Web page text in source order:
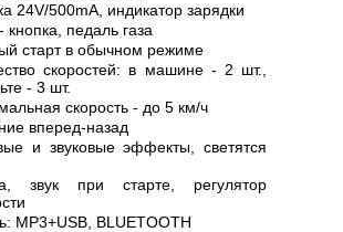
24V/500mA, индикатор зарядки
кнопка, педаль газа
старт в обычном режиме
скоростей: в машине - 2 шт.,
- 3 шт.
скорость - до 5 км/ч
вперед-назад
и звуковые эффекты, светятся
звук при старте, регулятор
MP3+USB, BLUETOOTH